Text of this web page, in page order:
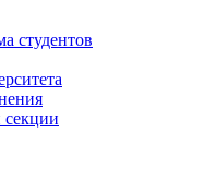
студентов